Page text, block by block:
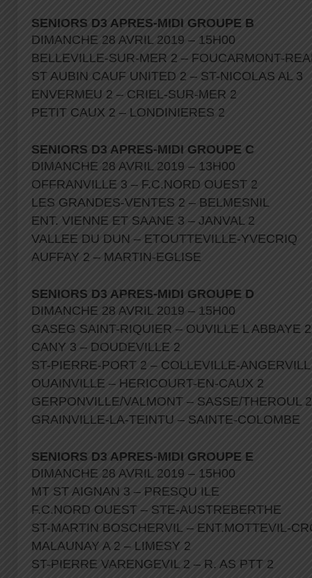
SENIORS D3 APRES-MIDI GROUPE B
DIMANCHE 28 AVRIL 2019 – 15H00
BELLEVILLE-SUR-MER 2 – FOUCARMONT-
ST AUBIN CAUF UNITED 2 – ST-NICOLAS AL 3
ENVERMEU 2 – CRIEL-SUR-MER 2
PETIT CAUX 2 – LONDINIERES 2
SENIORS D3 APRES-MIDI GROUPE C
DIMANCHE 28 AVRIL 2019 – 13H00
OFFRANVILLE 3 – F.C.NORD OUEST 2
LES GRANDES-VENTES 2 – BELMESNIL
ENT. VIENNE ET SAANE 3 – JANVAL 2
VALLEE DU DUN – ETOUTTEVILLE-YVECRIQ
AUFFAY 2 – MARTIN-EGLISE
SENIORS D3 APRES-MIDI GROUPE D
DIMANCHE 28 AVRIL 2019 – 15H00
GASEG SAINT-RIQUIER – OUVILLE L ABBAYE
CANY 3 – DOUDEVILLE 2
ST-PIERRE-PORT 2 – COLLEVILLE-
OUAINVILLE – HERICOURT-EN-CAUX 2
GERPONVILLE/VALMONT – SASSE/THEROUL
GRAINVILLE-LA-TEINTU – SAINTE-COLOMBE
SENIORS D3 APRES-MIDI GROUPE E
DIMANCHE 28 AVRIL 2019 – 15H00
MT ST AIGNAN 3 – PRESQU ILE
F.C.NORD OUEST – STE-AUSTREBERTHE
ST-MARTIN BOSCHERVIL – ENT.MOTTEVIL-
MALAUNAY A 2 – LIMESY 2
ST-PIERRE VARENGEVIL 2 – R. AS PTT 2